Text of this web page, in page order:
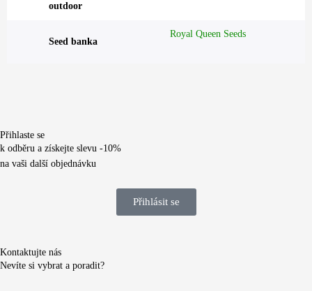
outdoor
Seed banka
Royal Queen Seeds
Přihlaste se
k odběru a získejte slevu -10%
na vaši další objednávku
Přihlásit se
Kontaktujte nás
Nevíte si vybrat a poradit?